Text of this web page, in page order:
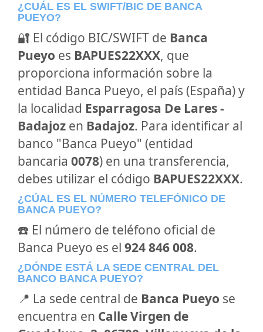
¿CUÁL ES EL SWIFT/BIC DE BANCA
PUEYO?
🔐 El código BIC/SWIFT de Banca
Pueyo es BAPUES22XXX, que
proporciona información sobre la
entidad Banca Pueyo, el país (España) y
la localidad Esparragosa De Lares -
Badajoz en Badajoz. Para identificar al
banco "Banca Pueyo" (entidad
bancaria 0078) en una transferencia,
debes utilizar el código BAPUES22XXX.
¿CÚAL ES EL NÚMERO TELEFÓNICO DE
BANCA PUEYO?
☎️ El número de teléfono oficial de
Banca Pueyo es el 924 846 008.
¿DÓNDE ESTÁ LA SEDE CENTRAL DEL
BANCO BANCA PUEYO?
📍 La sede central de Banca Pueyo se
encuentra en Calle Virgen de